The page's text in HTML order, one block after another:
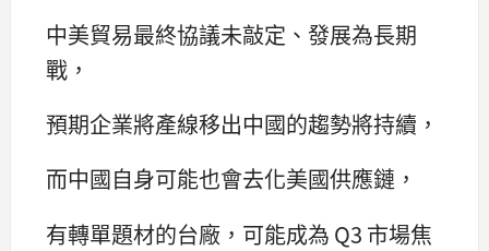
中美貿易最終協議未敲定、發展為長期
戰，
預期企業將產線移出中國的趨勢將持續，
而中國自身可能也會去化美國供應鏈，
有轉單題材的台廠，可能成為 Q3 市場焦